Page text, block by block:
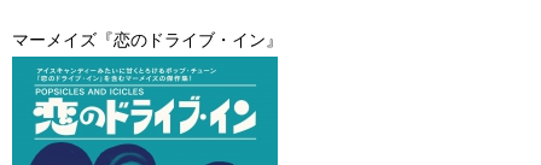
マーメイズ『恋のドライブ・イン』